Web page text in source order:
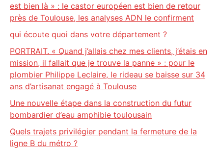
est bien là » : le castor européen est bien de retour
près de Toulouse, les analyses ADN le confirment
qui écoute quoi dans votre département ?
PORTRAIT. « Quand j’allais chez mes clients, j’étais en
mission, il fallait que je trouve la panne » : pour le
plombier Philippe Leclaire, le rideau se baisse sur 34
ans d’artisanat engagé à Toulouse
Une nouvelle étape dans la construction du futur
bombardier d’eau amphibie toulousain
Quels trajets privilégier pendant la fermeture de la
ligne B du métro ?